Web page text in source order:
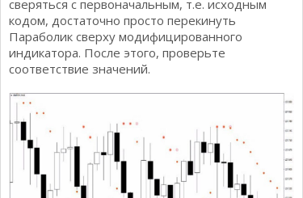
сверяться с первоначальным, т.е. исходным
кодом, достаточно просто перекинуть
Параболик сверху модифицированного
индикатора. После этого, проверьте
соответствие значений.